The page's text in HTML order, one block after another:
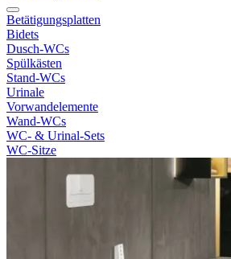
Betätigungsplatten
Bidets
Dusch-WCs
Spülkästen
Stand-WCs
Urinale
Vorwandelemente
Wand-WCs
WC- & Urinal-Sets
WC-Sitze